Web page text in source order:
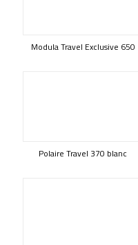
Modula Travel Exclusive 650
Polaire Travel 370 blanc